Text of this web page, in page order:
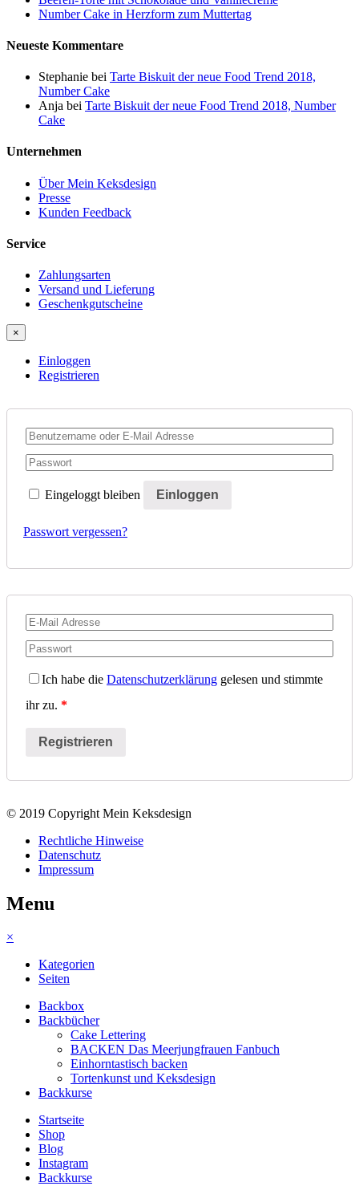
Number Cake in Herzform zum Muttertag
Neueste Kommentare
Stephanie bei Tarte Biskuit der neue Food Trend 2018,
Number Cake
Anja bei Tarte Biskuit der neue Food Trend 2018, Number
Cake
Unternehmen
Über Mein Keksdesign
Presse
Kunden Feedback
Service
Zahlungsarten
Versand und Lieferung
Geschenkgutscheine
×
Einloggen
Registrieren
Eingeloggt bleiben
Passwort vergessen?
Ich habe die Datenschutzerklärung gelesen und stimmte
ihr zu. *
© 2019 Copyright Mein Keksdesign
Rechtliche Hinweise
Datenschutz
Impressum
Menu
×
Kategorien
Seiten
Backbox
Backbücher
Cake Lettering
BACKEN Das Meerjungfrauen Fanbuch
Einhorntastisch backen
Tortenkunst und Keksdesign
Backkurse
Startseite
Shop
Blog
Instagram
Backkurse